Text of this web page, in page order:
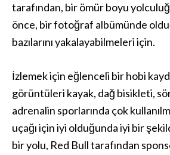
tarafından, bir ömür boyu
önce, bir fotoğraf albümünde
bazılarını yakalayabilmeleri için.
İzlemek için eğlenceli bir hobi
görüntüleri kayak, dağ bisikleti,
adrenalin sporlarında çok
uçağı için iyi olduğunda iyi bir
bir yolu, Red Bull tarafından